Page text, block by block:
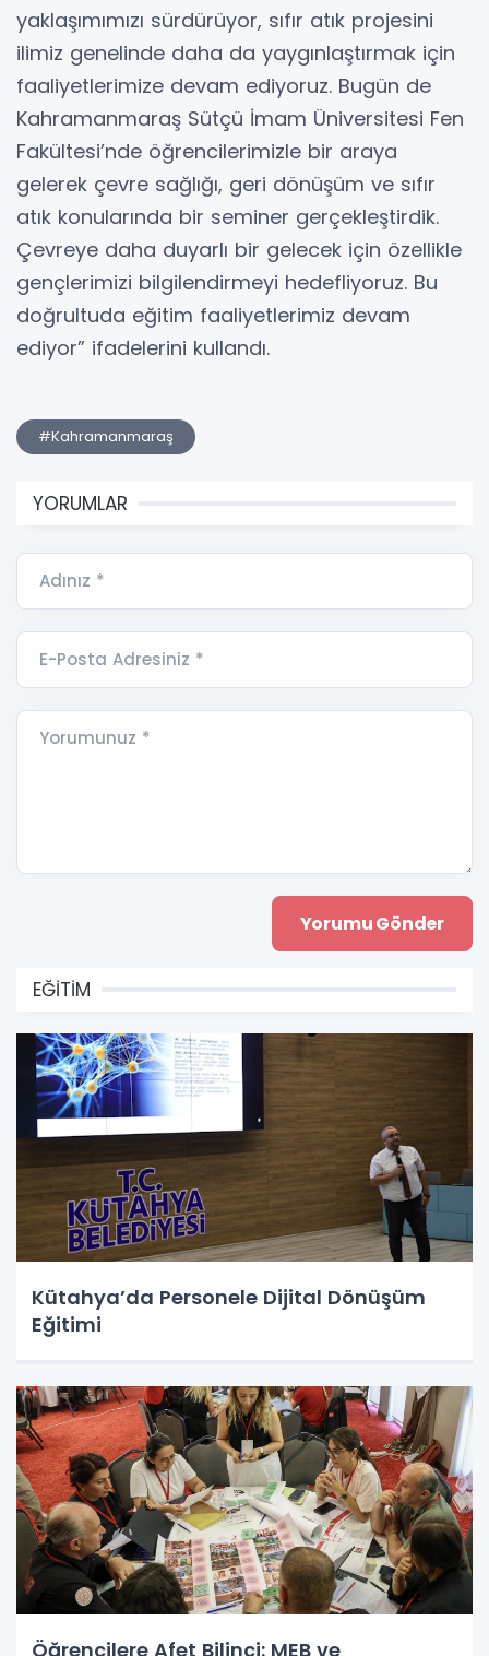
yaklaşımımızı sürdürüyor, sıfır atık projesini
ilimiz genelinde daha da yaygınlaştırmak için
faaliyetlerimize devam ediyoruz. Bugün de
Kahramanmaraş Sütçü İmam Üniversitesi Fen
Fakültesi’nde öğrencilerimizle bir araya
gelerek çevre sağlığı, geri dönüşüm ve sıfır
atık konularında bir seminer gerçekleştirdik.
Çevreye daha duyarlı bir gelecek için özellikle
gençlerimizi bilgilendirmeyi hedefliyoruz. Bu
doğrultuda eğitim faaliyetlerimiz devam
ediyor” ifadelerini kullandı.
#Kahramanmaraş
YORUMLAR
Adınız *
E-Posta Adresiniz *
Yorumunuz *
EĞİTİM
Kütahya’da Personele Dijital Dönüşüm
Eğitimi
Öğrencilere Afet Bilinci: MEB ve